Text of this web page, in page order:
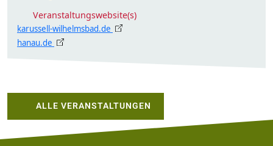
Veranstaltungswebsite(s)
karussell-wilhelmsbad.de
hanau.de
ALLE VERANSTALTUNGEN